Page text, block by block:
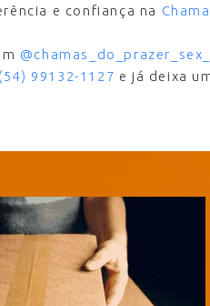
e confiança na
(54) 99132-1127 e já deixa